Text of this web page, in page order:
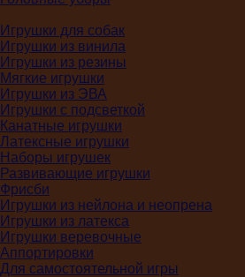
Игрушки для собак
Игрушки из винила
Игрушки из резины
Мягкие игрушки
Игрушки из ЭВА
Игрушки с подсветкой
Канатные игрушки
Латексные игрушки
Наборы игрушек
Развивающие игрушки
Фрисби
Игрушки из нейлона и неопрена
Игрушки из латекса
Игрушки веревочные
Аппортировки
Для самостоятельной игры